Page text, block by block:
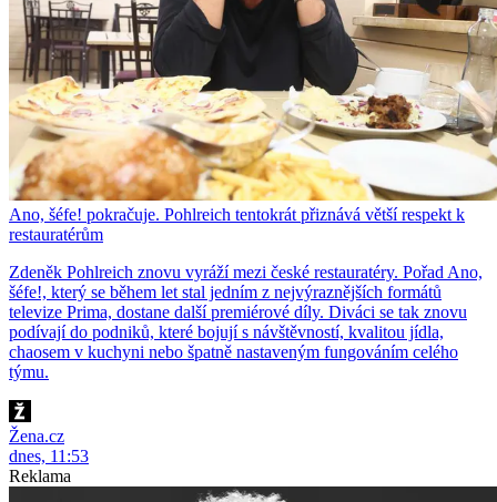
Ano, šéfe! pokračuje. Pohlreich tentokrát přiznává větší respekt k
restauratérům
Zdeněk Pohlreich znovu vyráží mezi české restauratéry. Pořad Ano,
šéfe!, který se během let stal jedním z nejvýraznějších formátů
televize Prima, dostane další premiérové díly. Diváci se tak znovu
podívají do podniků, které bojují s návštěvností, kvalitou jídla,
chaosem v kuchyni nebo špatně nastaveným fungováním celého
týmu.
Žena.cz
dnes, 11:53
Reklama